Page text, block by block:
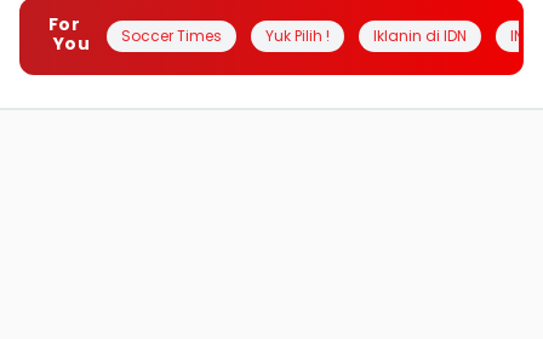
For
You
Soccer Times Yuk Pilih ! Iklanin di IDN